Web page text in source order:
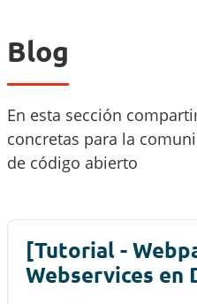
Blog
En esta sección
concretas para la
de código abierto
[Tutorial -
Webservices en